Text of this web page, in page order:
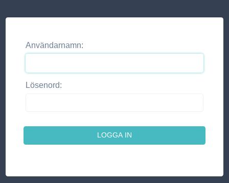
Användarnamn:
Lösenord: